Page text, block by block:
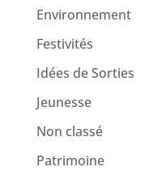
Environnement
Festivités
Idées de Sorties
Jeunesse
Non classé
Patrimoine